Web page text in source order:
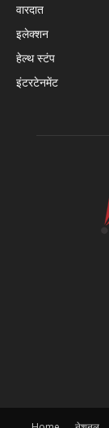
वारदात
इलेक्शन
हेल्थ स्टंप
इंटरटेनमेंट